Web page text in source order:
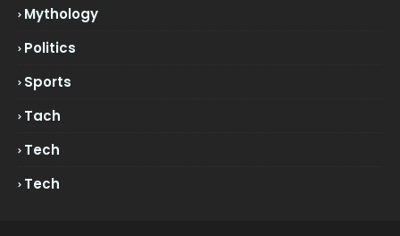
Mythology
Politics
Sports
Tach
Tech
Tech